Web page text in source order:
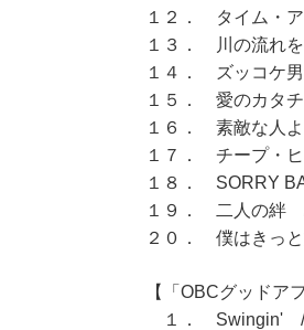
１２． タイム・
１３． 川の流れ
１４． ズッコケ
１５． 愛のカタ
１６． 素敵な人
１７． チープ・
１８． SORRY
１９． 二人の絆
２０． 僕はきっ
【「OBCグッドア
１． Swingin' /